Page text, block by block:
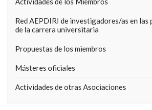
Red AEPDIRI de investigadores/as en las
de la carrera universitaria
Propuestas de los miembros
Másteres oficiales
Actividades de otras Asociaciones